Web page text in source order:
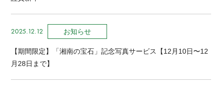
2025.12.12 お知らせ
【期間限定】「湘南の宝石」記念写真サービス【12月10日〜12
月28日まで】